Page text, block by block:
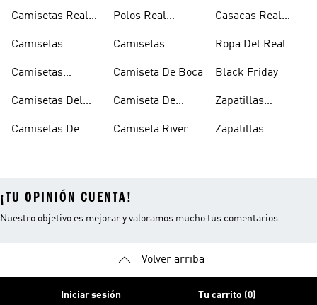
Camisetas Real
Camisetas
United
Camisetas
Camisetas Del
Camisetas De
Polos Real
Camisetas
Camiseta De Boca
Camiseta De
Camiseta River
Casacas Real
Ropa Del Real
Black Friday
Zapatillas
Zapatillas
¡TU OPINIÓN CUENTA!
Nuestro objetivo es mejorar y valoramos mucho tus comentarios.
Volver arriba
Iniciar sesión Tu carrito (0)